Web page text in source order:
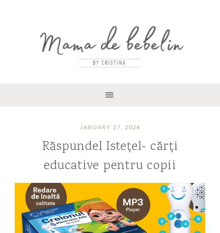
JANUARY 27, 2024
Răspundel Istețel- cărți
educative pentru copii